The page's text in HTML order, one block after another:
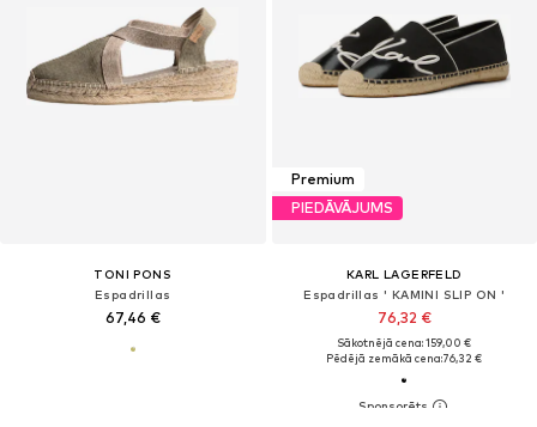
TONI PONS
Espadrillas
67,46 €
Premium
PIEDĀVĀJUMS
KARL LAGERFELD
Espadrillas ' KAMINI SLIP ON '
76,32 €
Sākotnējā cena: 159,00 €
Pēdējā zemākā cena:76,32 €